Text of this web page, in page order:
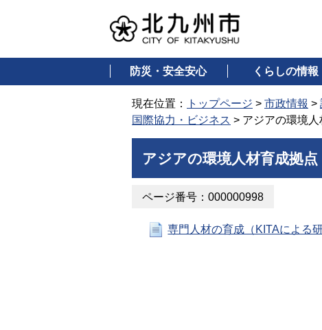
防災・安全安心 くらしの情報
現在位置： トップページ > 市政情報 >
国際協力・ビジネス > アジアの環境
アジアの環境人材育成拠点
ページ番号：000000998
専門人材の育成（KITAによる研